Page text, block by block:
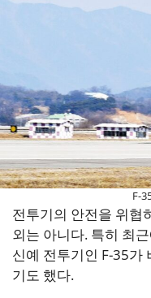
F-
전투기의 안전을 위협
외는 아니다. 특히 최
신예 전투기인 F-35가
기도 했다.